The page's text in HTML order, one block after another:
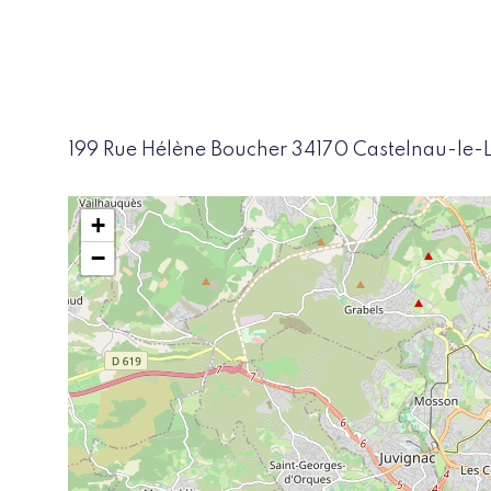
199 Rue Hélène Boucher 34170 Castelnau-le-
+
−